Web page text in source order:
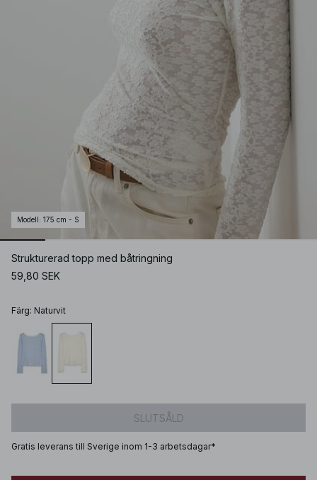
Modell : 175 cm - S
Strukturerad topp med båtringning
59,80 SEK
Färg: Naturvit
SLUTSÅLD
Gratis leverans till Sverige inom 1-3 arbetsdagar*